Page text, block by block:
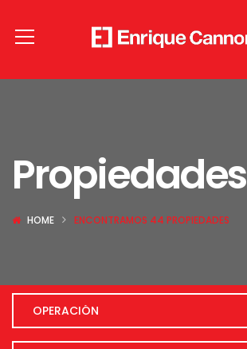
Propiedades
HOME ENCONTRAMOS 44 PROPIEDADES